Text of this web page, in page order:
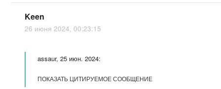
Keen
26 июня 2024, 00:23:15
assaur, 25 июн. 2024:
ПОКАЗАТЬ ЦИТИРУЕМОЕ СООБЩЕНИЕ